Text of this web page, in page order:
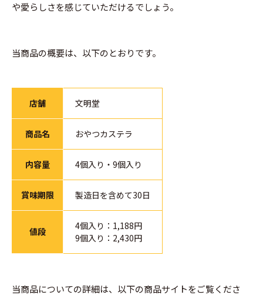
や愛らしさを感じていただけるでしょう。
当商品の概要は、以下のとおりです。
店舗 文明堂
商品名 おやつカステラ
内容量 4個入り・9個入り
賞味期限 製造日を含めて30日
値段
4個入り：1,188円
9個入り：2,430円
当商品についての詳細は、以下の商品サイトをご覧くださ